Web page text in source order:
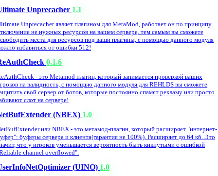
Unprecacher 1.1
Unprecacher являет плагином для MetaMod, работает он по принципу
не нужных ресурсов на вашем сервере, тем самым вы сможете
места для ресурсов под ваши плагины, с помощью данного модуля
избавиться от ошибки 512!
0.1.6
- это Metamod плагин, который занимается проверкой ваших
на валидность, с помощью данного модуля для REHLDS вы сможете
свой сервер от ботов, которые постоянно спамят рекламу или просто
слот на сервере!
(NBEX) 1.0
или NBEX - это метамод-плагин, который расширяет "интернет-
буферы сервера и клиента(гарантия не 100%). Расширяет до 64 кб. Это
что у игроков уменьшается вероятность быть кикнутыми с ошибкой
channel overflowed".
(UINO) 1.0